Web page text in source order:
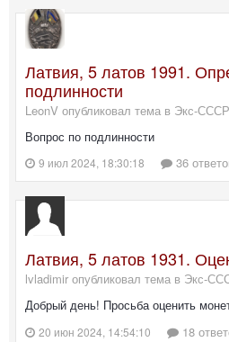
Латвия, 5 латов 1991.
подлинности
LeonV опубликовал тема в Экс-
Вопрос по подлинности
9 июл 2024, 18:30:18 36
Латвия, 5 латов 1931.
lvladimir опубликовал тема в Экс-
Добрый день! Просьба оценить
20 июн 2024, 14:54:10 18